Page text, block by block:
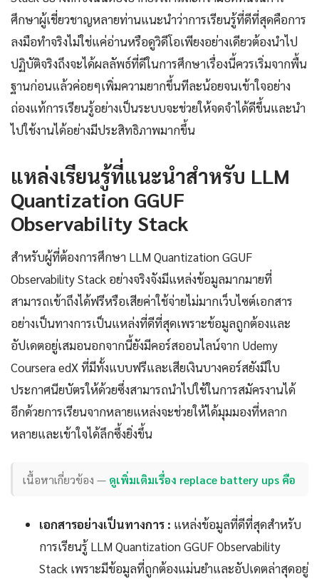
ศึกษาผู้เชี่ยวชาญหลายท่านแนะนำว่าการเรียนรู้ที่ดีที่สุดคือการ
ลงมือทำจริงไม่ใช่แค่อ่านหรือดูวิดีโอเพียงอย่างเดียวต้องนำไป
ปฏิบัติจริงถึงจะได้ผลลัพธ์ที่ดีในการศึกษาเรื่องนี้ควรเริ่มจากพื้น
ฐานก่อนแล้วค่อยๆเพิ่มความยากขึ้นทีละน้อยจนเข้าใจอย่าง
ถ่องแท้การเรียนรู้อย่างเป็นระบบจะช่วยให้จดจำได้ดีขึ้นและนำ
ไปใช้งานได้อย่างมีประสิทธิภาพมากขึ้น
แหล่งเรียนรู้ที่แนะนำสำหรับ LLM
Quantization GGUF
Observability Stack
สำหรับผู้ที่ต้องการศึกษา LLM Quantization GGUF
Observability Stack อย่างจริงจังมีแหล่งข้อมูลมากมายที่
สามารถเข้าถึงได้ฟรีหรือเสียค่าใช้จ่ายไม่มากเว็บไซต์เอกสาร
อย่างเป็นทางการเป็นแหล่งที่ดีที่สุดเพราะข้อมูลถูกต้องและ
อัปเดตอยู่เสมอนอกจากนี้ยังมีคอร์สออนไลน์จาก Udemy
Coursera edX ที่มีทั้งแบบฟรีและเสียเงินบางคอร์สยังมีใบ
ประกาศนียบัตรให้ด้วยซึ่งสามารถนำไปใช้ในการสมัครงานได้
อีกด้วยการเรียนจากหลายแหล่งจะช่วยให้ได้มุมมองที่หลาก
หลายและเข้าใจได้ลึกซึ้งยิ่งขึ้น
เนื้อหาเกี่ยวข้อง — ดูเพิ่มเติมเรื่อง replace battery ups คือ
เอกสารอย่างเป็นทางการ : แหล่งข้อมูลที่ดีที่สุดสำหรับ
การเรียนรู้ LLM Quantization GGUF Observability
Stack เพราะมีข้อมูลที่ถูกต้องแม่นยำและอัปเดตล่าสุดอยู่